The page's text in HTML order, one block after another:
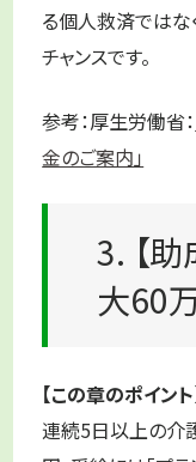
る個人救済ではな
チャンスです。
参考：厚生労働省：
金のご案内」
3. 【
大60
【この章のポイント
連続5日以上の介